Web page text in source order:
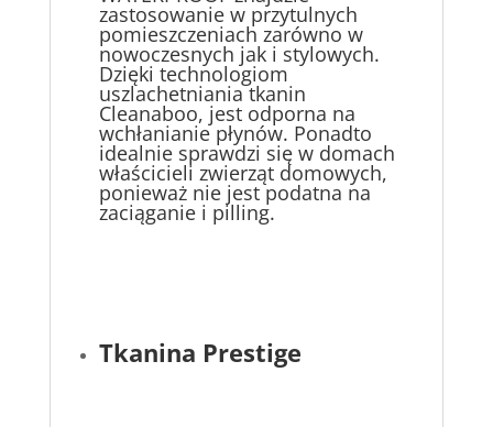
zastosowanie w przytulnych
pomieszczeniach zarówno w
nowoczesnych jak i stylowych.
Dzięki technologiom
uszlachetniania tkanin
Cleanaboo, jest odporna na
wchłanianie płynów. Ponadto
idealnie sprawdzi się w domach
właścicieli zwierząt domowych,
ponieważ nie jest podatna na
zaciąganie i pilling.
Tkanina Prestige